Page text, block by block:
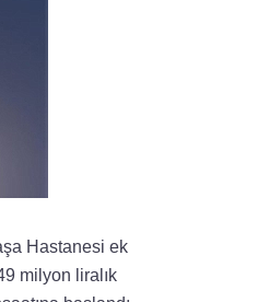
Hastanesi ek
milyon liralık